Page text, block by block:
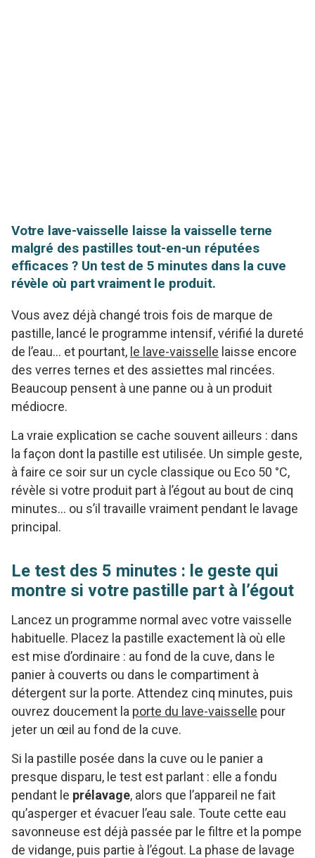
Votre lave-vaisselle laisse la vaisselle terne
malgré des pastilles tout-en-un réputées
efficaces ? Un test de 5 minutes dans la cuve
révèle où part vraiment le produit.
Vous avez déjà changé trois fois de marque de
pastille, lancé le programme intensif, vérifié la dureté
de l’eau… et pourtant, le lave-vaisselle laisse encore
des verres ternes et des assiettes mal rincées.
Beaucoup pensent à une panne ou à un produit
médiocre.
La vraie explication se cache souvent ailleurs : dans
la façon dont la pastille est utilisée. Un simple geste,
à faire ce soir sur un cycle classique ou Eco 50 °C,
révèle si votre produit part à l’égout au bout de cinq
minutes… ou s’il travaille vraiment pendant le lavage
principal.
Le test des 5 minutes : le geste qui
montre si votre pastille part à l’égout
Lancez un programme normal avec votre vaisselle
habituelle. Placez la pastille exactement là où elle
est mise d’ordinaire : au fond de la cuve, dans le
panier à couverts ou dans le compartiment à
détergent sur la porte. Attendez cinq minutes, puis
ouvrez doucement la porte du lave-vaisselle pour
jeter un œil au fond de la cuve.
Si la pastille posée dans la cuve ou le panier a
presque disparu, le test est parlant : elle a fondu
pendant le prélavage, alors que l’appareil ne fait
qu’asperger et évacuer l’eau sale. Toute cette eau
savonneuse est déjà passée par le filtre et la pompe
de vidange, puis partie à l’égout. La phase de lavage